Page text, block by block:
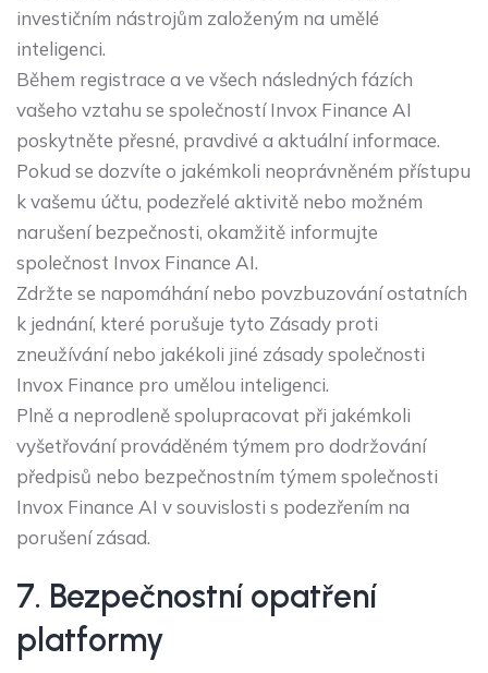
investičním nástrojům založeným na umělé
inteligenci.
Během registrace a ve všech následných fázích
vašeho vztahu se společností Invox Finance AI
poskytněte přesné, pravdivé a aktuální informace.
Pokud se dozvíte o jakémkoli neoprávněném přístupu
k vašemu účtu, podezřelé aktivitě nebo možném
narušení bezpečnosti, okamžitě informujte
společnost Invox Finance AI.
Zdržte se napomáhání nebo povzbuzování ostatních
k jednání, které porušuje tyto Zásady proti
zneužívání nebo jakékoli jiné zásady společnosti
Invox Finance pro umělou inteligenci.
Plně a neprodleně spolupracovat při jakémkoli
vyšetřování prováděném týmem pro dodržování
předpisů nebo bezpečnostním týmem společnosti
Invox Finance AI v souvislosti s podezřením na
porušení zásad.
7. Bezpečnostní opatření
platformy